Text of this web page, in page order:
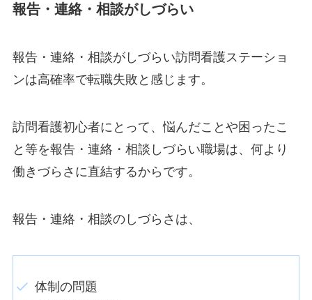
報告・連絡・相談がしづらい
報告・連絡・相談がしづらい訪問看護ステーショ
ンは高確率で転職失敗と感じます。
訪問看護初心者にとって、悩んだことや困ったこ
と等を報告・連絡・相談しづらい職場は、何より
働きづらさに直結するからです。
報告・連絡・相談のしづらさは、
体制の問題